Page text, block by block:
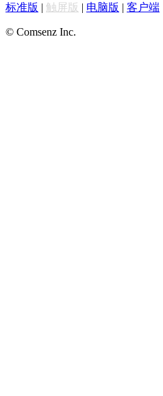
标准版 | 触屏版 | 电脑版 | 客户端
© Comsenz Inc.